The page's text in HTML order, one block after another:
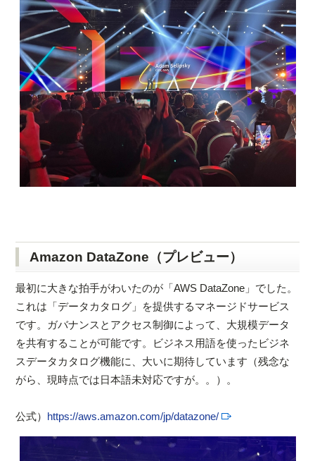
Amazon DataZone（プレビュー）
最初に大きな拍手がわいたのが「AWS DataZone」でした。
これは「データカタログ」を提供するマネージドサービス
です。ガバナンスとアクセス制御によって、大規模データ
を共有することが可能です。ビジネス用語を使ったビジネ
スデータカタログ機能に、大いに期待しています（残念な
がら、現時点では日本語未対応ですが。。）。
公式） https://aws.amazon.com/jp/datazone/